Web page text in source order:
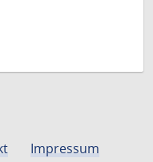
Impressum